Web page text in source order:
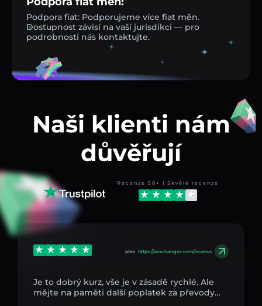
Podpora fiat: Podporujeme více fiat měn.
Dostupnost závisí na vaší jurisdikci — pro
podrobnosti nás kontaktujte.
Naši klienti nám
důvěřují
Recenze 50+ | Skvělé recenze
přes https://aexchanger.com/reviews
Je to dobrý kurz, vše je v zásadě rychlé. Ale
mějte na paměti další poplatek za převody…